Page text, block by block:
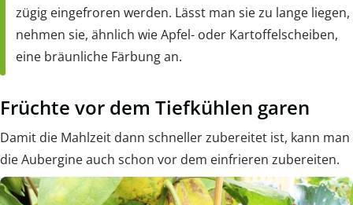
zügig eingefroren werden. Lässt man sie zu lange liegen,
nehmen sie, ähnlich wie Apfel- oder Kartoffelscheiben,
eine bräunliche Färbung an.
Früchte vor dem Tiefkühlen garen
Damit die Mahlzeit dann schneller zubereitet ist, kann man
die Aubergine auch schon vor dem einfrieren zubereiten.